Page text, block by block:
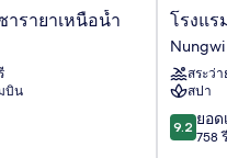
รายาเหนือน้ำ
บิน
โรง
แร
มริว
พา
เลซ
แซน
ซิ
โรงแ
Nungwi
สระว่
สปา
9.2
จาก
9.2 ยอด
758